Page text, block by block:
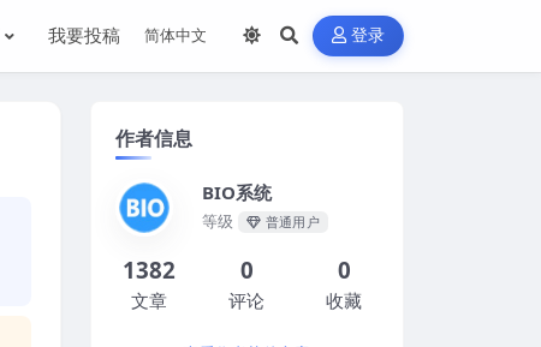
我要投稿 登录
作者信息
BIO系统
等级 普通用户
1382
文章
0
评论
0
收藏